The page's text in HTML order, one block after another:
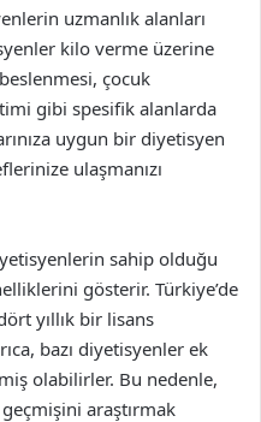
uzmanlık alanları
kilo verme üzerine
çocuk
gibi spesifik alanlarda
uygun bir diyetisyen
ulaşmanızı
sahip olduğu
gösterir. Türkiye’de
yıllık bir lisans
bazı diyetisyenler ek
olabilirler. Bu nedenle,
araştırmak